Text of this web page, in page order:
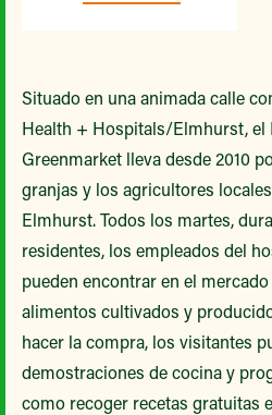
Situado en una animada calle
Health + Hospitals/Elmhurst, el
Greenmarket lleva desde 2010
granjas y los agricultores
Elmhurst. Todos los martes,
residentes, los empleados del
pueden encontrar en el
alimentos cultivados y
hacer la compra, los visitantes
demostraciones de cocina y
como recoger recetas gratuitas